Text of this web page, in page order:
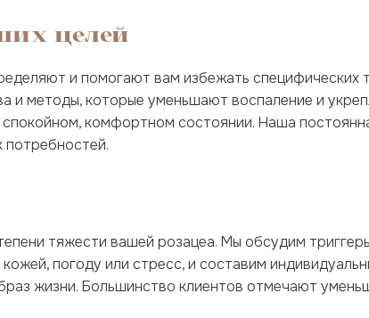
целей
и помогают вам избежать специфических
и методы, которые уменьшают воспаление и
комфортном состоянии. Наша
тяжести вашей розацеа. Мы обсудим
погоду или стресс, и составим
жизни. Большинство клиентов отмечают